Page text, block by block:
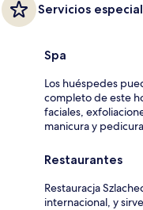
Servicios
Spa
Los huéspedes
completo de este
faciales,
manicura y
Restaurantes
Restauracja
internacional, y